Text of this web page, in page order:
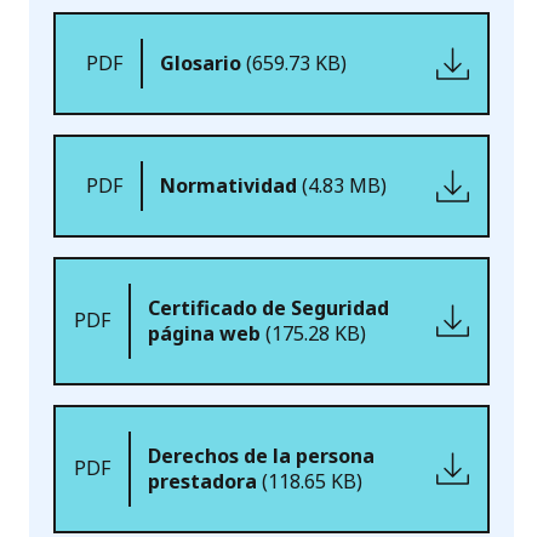
PDF Glosario(659.73 KB)
PDF Normatividad (4.83 MB)
PDF
Certificado de Seguridad
página web (175.28 KB)
PDF
Derechos de la persona
prestadora (118.65 KB)